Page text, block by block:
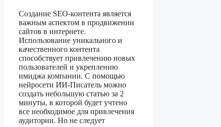
Создание SEO-контента является
важным аспектом в продвижении
сайтов в интернете.
Использование уникального и
качественного контента
способствует привлечению новых
пользователей и укреплению
имиджа компании. С помощью
нейросети ИИ-Писатель можно
создать небольшую статью за 2
минуты, в которой будет учтено
все необходимое для привлечения
аудитории. Но не следует